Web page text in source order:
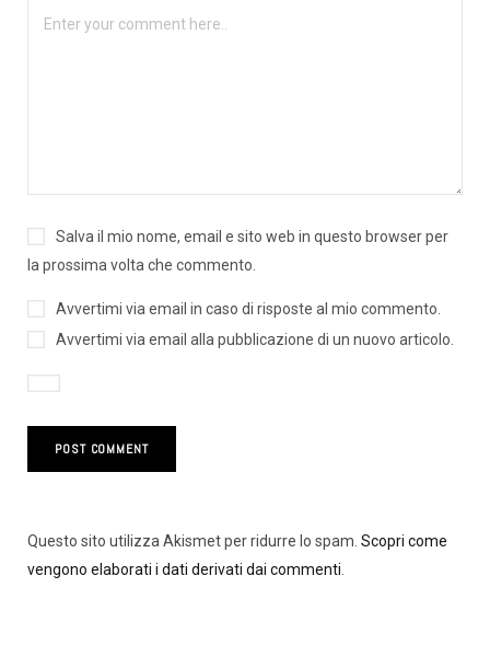
Salva il mio nome, email e sito web in questo browser per
la prossima volta che commento.
Avvertimi via email in caso di risposte al mio commento.
Avvertimi via email alla pubblicazione di un nuovo articolo.
Questo sito utilizza Akismet per ridurre lo spam. Scopri come
vengono elaborati i dati derivati dai commenti